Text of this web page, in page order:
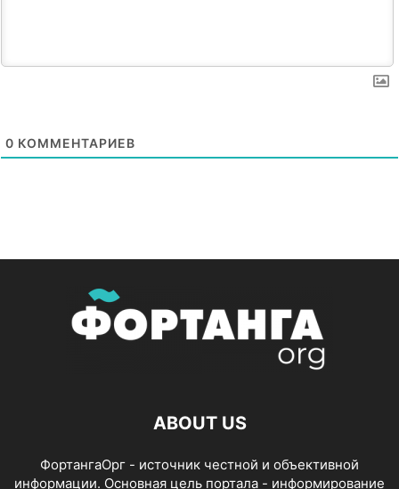
0 КОММЕНТАРИЕВ
ABOUT US
ФортангаОрг - источник честной и объективной
информации. Основная цель портала - информирование